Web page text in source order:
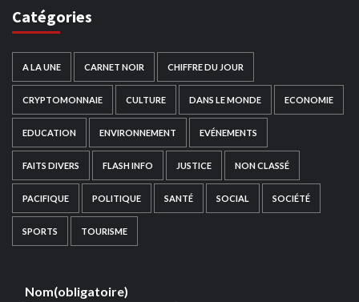
Catégories
A LA UNE CARNET NOIR CHIFFRE DU JOUR
CRYPTOMONNAIE CULTURE DANS LE MONDE ECONOMIE
EDUCATION ENVIRONNEMENT EVÉNEMENTS
FAITS DIVERS FLASH INFO JUSTICE NON CLASSÉ
PACIFIQUE POLITIQUE SANTÉ SOCIAL SOCIÉTÉ
SPORTS TOURISME
Nom(obligatoire)